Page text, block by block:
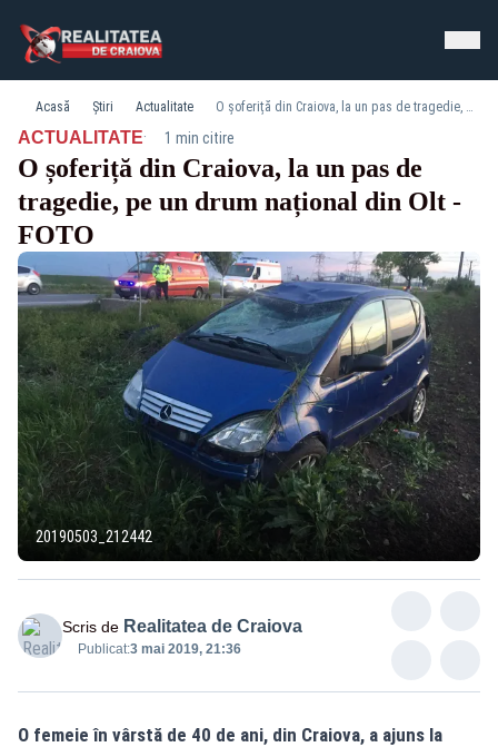
Acasă Știri Actualitate O șoferiță din Craiova, la un pas de tragedie, pe un drum național din Olt - FOTO
ACTUALITATE· 1 min citire
O șoferiță din Craiova, la un pas de
tragedie, pe un drum național din Olt -
FOTO
20190503_212442
Scris de Realitatea de Craiova
Publicat:3 mai 2019, 21:36
O femeie în vârstă de 40 de ani, din Craiova, a ajuns la